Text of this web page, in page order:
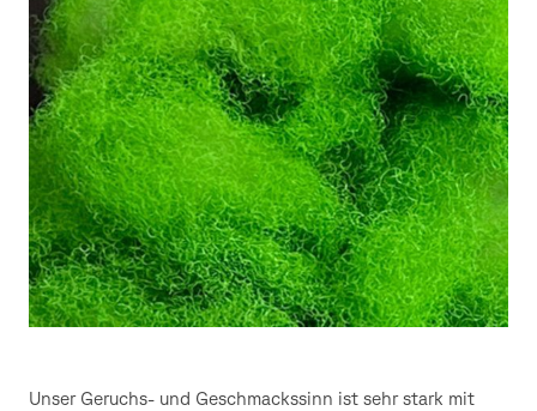
Unser Geruchs- und Geschmackssinn ist sehr stark mit